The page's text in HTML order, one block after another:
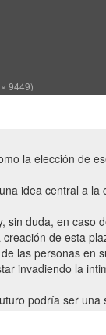
9449)
la elección de
idea central a
sin duda, en caso
de esta
las personas en
invadiendo la
podría ser una